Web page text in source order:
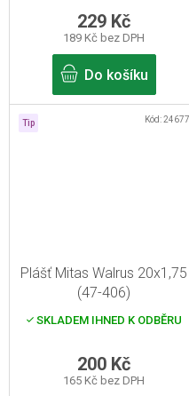
189 Kč bez DPH
229 Kč
Do košíku
Tip
Plášť Mitas Walrus 20x1,75
(47-406)
SKLADEM IHNED K ODBĚRU
165 Kč bez DPH
200 Kč
Kód:24677